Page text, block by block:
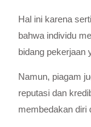
Hal ini karena
bahwa individu
bidang pekerjaan
Namun, piagam
reputasi dan
membedakan diri